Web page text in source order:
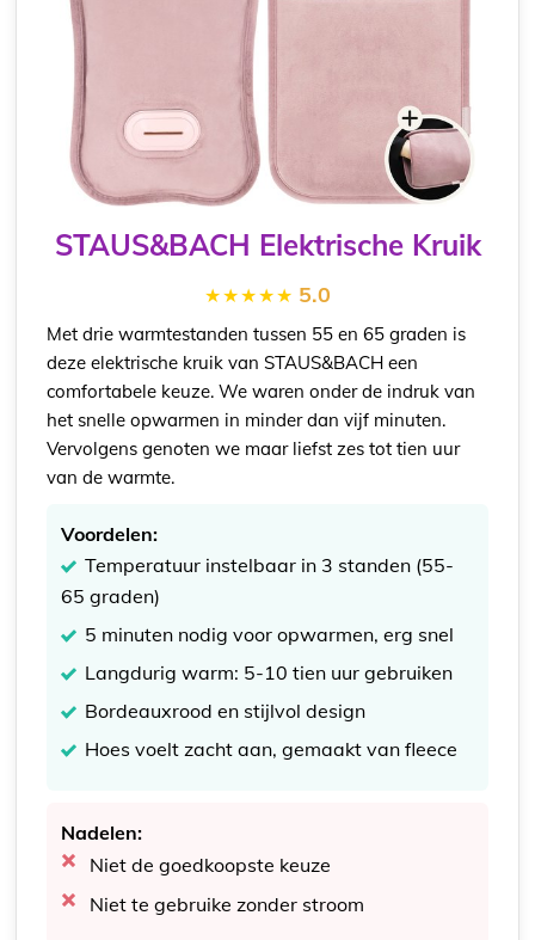
STAUS&BACH Elektrische Kruik
5.0
Met drie warmtestanden tussen 55 en 65 graden is
deze elektrische kruik van STAUS&BACH een
comfortabele keuze. We waren onder de indruk van
het snelle opwarmen in minder dan vijf minuten.
Vervolgens genoten we maar liefst zes tot tien uur
van de warmte.
Voordelen:
Temperatuur instelbaar in 3 standen (55-
65 graden)
5 minuten nodig voor opwarmen, erg snel
Langdurig warm: 5-10 tien uur gebruiken
Bordeauxrood en stijlvol design
Hoes voelt zacht aan, gemaakt van fleece
Nadelen:
Niet de goedkoopste keuze
Niet te gebruike zonder stroom